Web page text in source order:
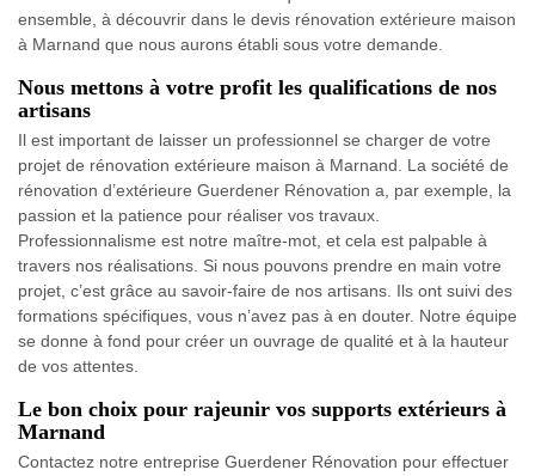
ensemble, à découvrir dans le devis rénovation extérieure maison
à Marnand que nous aurons établi sous votre demande.
Nous mettons à votre profit les qualifications de nos
artisans
Il est important de laisser un professionnel se charger de votre
projet de rénovation extérieure maison à Marnand. La société de
rénovation d’extérieure Guerdener Rénovation a, par exemple, la
passion et la patience pour réaliser vos travaux.
Professionnalisme est notre maître-mot, et cela est palpable à
travers nos réalisations. Si nous pouvons prendre en main votre
projet, c’est grâce au savoir-faire de nos artisans. Ils ont suivi des
formations spécifiques, vous n’avez pas à en douter. Notre équipe
se donne à fond pour créer un ouvrage de qualité et à la hauteur
de vos attentes.
Le bon choix pour rajeunir vos supports extérieurs à
Marnand
Contactez notre entreprise Guerdener Rénovation pour effectuer